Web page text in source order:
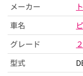
メーカー
車名
グレード
型式